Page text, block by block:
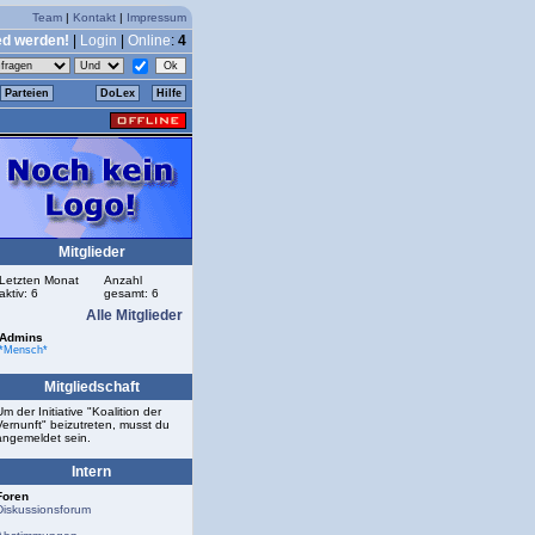
Team | Kontakt | Impressum
werden! Login Online: 4
Parteien DoLex Hilfe
Mitglieder
Letzten Monat
aktiv: 6
Anzahl
gesamt: 6
Alle Mitglieder
Admins
*Mensch*
Mitgliedschaft
der Initiative "Koalition der
beizutreten, musst du
sein.
Intern